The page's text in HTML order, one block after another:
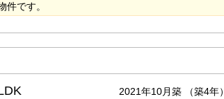
件です。
2021年10月築
（築4年）